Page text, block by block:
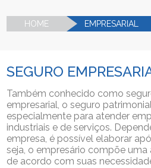
HOME EMPRESARIAL
SEGURO
Também conhecido como
empresarial, o seguro
especialmente para atender
industriais e de serviços.
empresa, é possível elaborar
seja, o empresário compõe
de acordo com suas